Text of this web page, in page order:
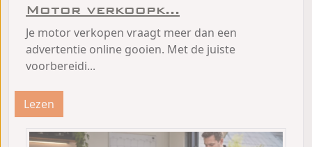
Motor verkoopk...
Je motor verkopen vraagt meer dan een
advertentie online gooien. Met de juiste
voorbereidi...
Lezen